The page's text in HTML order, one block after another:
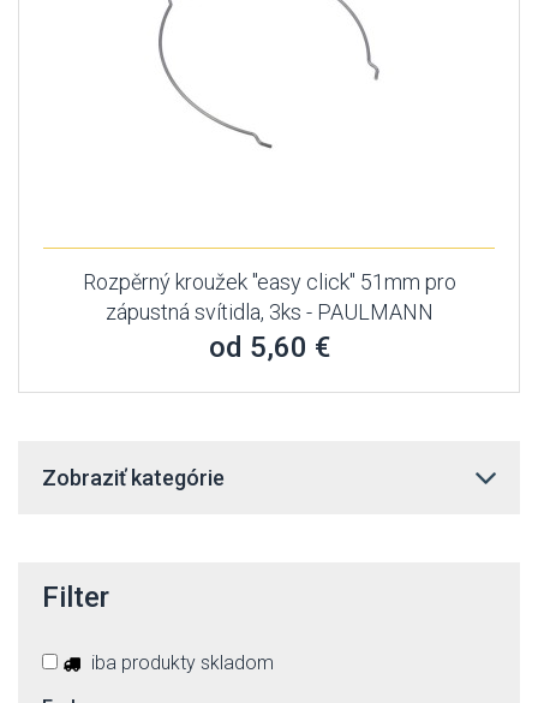
Rozpěrný kroužek "easy click" 51mm pro
zápustná svítidla, 3ks - PAULMANN
od 5,60 €
Zobraziť kategórie
Filter
iba produkty skladom